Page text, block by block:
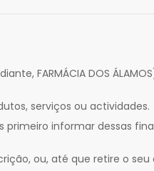
FARMÁCIA DOS
serviços ou actividades.
primeiro informar dessas
ou, até que retire o